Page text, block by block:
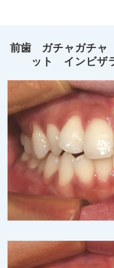
前歯 ガチャガチ
ット イン